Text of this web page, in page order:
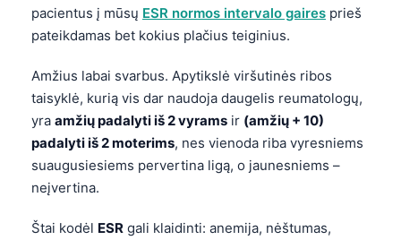
pacientus į mūsų ESR normos intervalo gaires prieš
pateikdamas bet kokius plačius teiginius.
Amžius labai svarbus. Apytikslė viršutinės ribos
taisyklė, kurią vis dar naudoja daugelis reumatologų,
yra amžių padalyti iš 2 vyrams ir (amžių + 10)
padalyti iš 2 moterims, nes vienoda riba vyresniems
suaugusiesiems pervertina ligą, o jaunesniems –
neįvertina.
Štai kodėl ESR gali klaidinti: anemija, nėštumas,